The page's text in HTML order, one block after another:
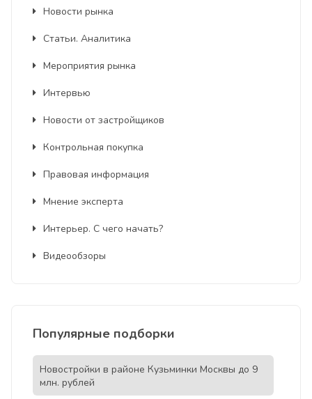
Новости рынка
Статьи. Аналитика
Мероприятия рынка
Интервью
Новости от застройщиков
Контрольная покупка
Правовая информация
Мнение эксперта
Интерьер. С чего начать?
Видеообзоры
Популярные подборки
Новостройки в районе Кузьминки Москвы до 9
млн. рублей